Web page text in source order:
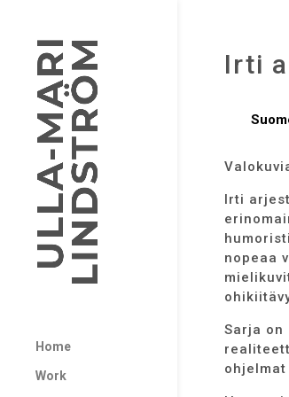
Home
Work
Irti
Irti
nopeaa
Sarja